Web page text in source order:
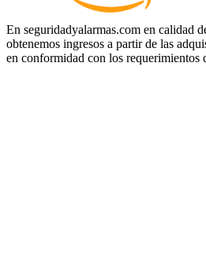
En seguridadyalarmas.com en calidad
obtenemos ingresos a partir de las
en conformidad con los requerimientos